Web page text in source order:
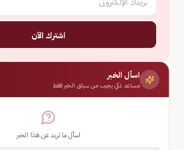
اشترك الآن
اسأل الخبر
مساعد ذكي يجيب من سياق الخبر فقط
اسأل ما تريد عن هذا الخبر